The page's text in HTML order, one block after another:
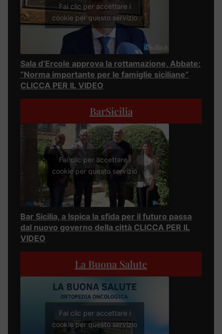
Fai clic per accettare i
cookie per questo servizio
Sala d’Ercole approva la rottamazione, Abbate:
“Norma importante per le famiglie siciliane”
CLICCA PER IL VIDEO
BarSicilia
Fai clic per accettare i
cookie per questo servizio
Bar Sicilia, a Ispica la sfida per il futuro passa
dal nuovo governo della città CLICCA PER IL
VIDEO
La Buona Salute
Fai clic per accettare i
cookie per questo servizio